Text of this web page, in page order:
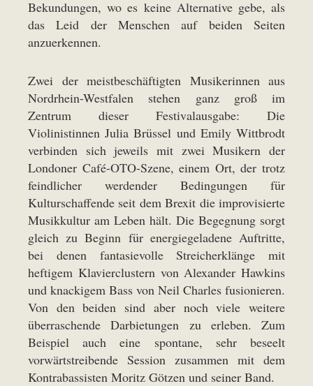
Bekundungen, wo es keine Alternative gebe, als
das Leid der Menschen auf beiden Seiten
anzuerkennen.
Zwei der meistbeschäftigten Musikerinnen aus
Nordrhein-Westfalen stehen ganz groß im
Zentrum dieser Festivalausgabe: Die
Violinistinnen Julia Brüssel und Emily Wittbrodt
verbinden sich jeweils mit zwei Musikern der
Londoner Café-OTO-Szene, einem Ort, der trotz
feindlicher werdender Bedingungen für
Kulturschaffende seit dem Brexit die improvisierte
Musikkultur am Leben hält. Die Begegnung sorgt
gleich zu Beginn für energiegeladene Auftritte,
bei denen fantasievolle Streicherklänge mit
heftigem Klavierclustern von Alexander Hawkins
und knackigem Bass von Neil Charles fusionieren.
Von den beiden sind aber noch viele weitere
überraschende Darbietungen zu erleben. Zum
Beispiel auch eine spontane, sehr beseelt
vorwärtstreibende Session zusammen mit dem
Kontrabassisten Moritz Götzen und seiner Band.